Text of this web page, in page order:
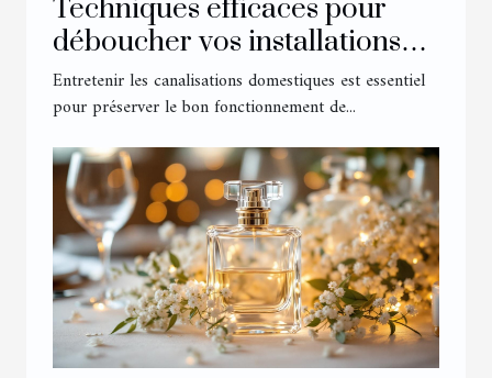
Techniques efficaces pour
déboucher vos installations
domestiques
Entretenir les canalisations domestiques est essentiel
pour préserver le bon fonctionnement de...